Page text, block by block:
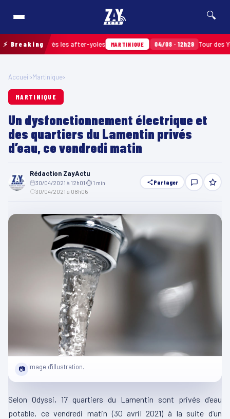
🔍
⚡ Breakingaprès les after-yoles MARTINIQUE 04/08 · 12h29 Tour des Yoles
Accueil›Martinique›
MARTINIQUE
Un dysfonctionnement électrique et
des quartiers du Lamentin privés
d’eau, ce vendredi matin
Rédaction ZayActu
30/04/2021 à 12h01 ⏱ 1 min
30/04/2021 à 08h06
Partager
📷 Image d'illustration.
Selon Odyssi, 17 quartiers du Lamentin sont privés d’eau
potable, ce vendredi matin (30 avril 2021) à la suite d’un